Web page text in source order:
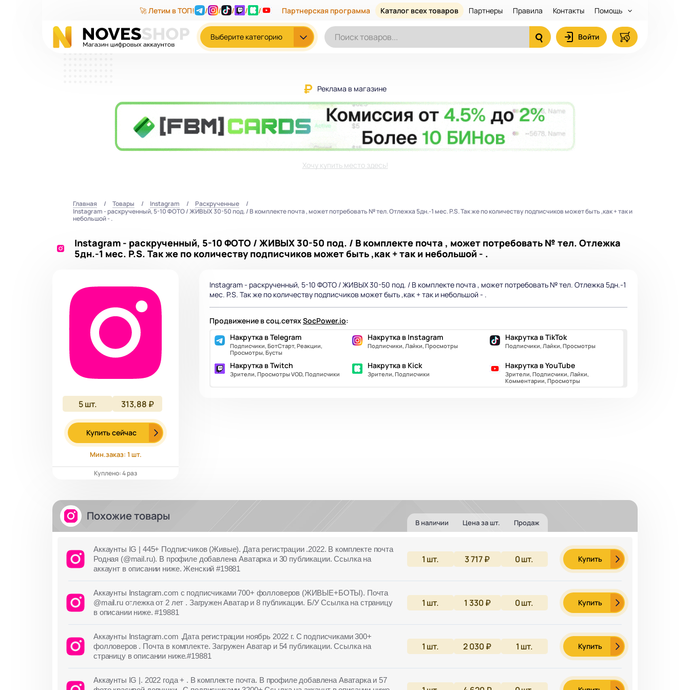
🚀 Летим в ТОП! / / / / / Партнерская программа Каталог всех товаров Партнеры Правила Контакты Помощь
Выберите категорию Войти
Реклама в магазине
Хочу купить место здесь!
Главная Товары Instagram
Раскрученные
Instagram - раскрученный, 5-10 ФОТО / ЖИВЫХ 30-50 под. / В комплекте почта , может потребовать № тел. Отлежка 5дн.-1 мес. P.S. Так же по количеству подписчиков может быть ,как + так и
небольшой - .
Instagram - раскрученный, 5-10 ФОТО / ЖИВЫХ 30-50 под. / В комплекте почта , может потребовать № тел. Отлежка
5дн.-1 мес. P.S. Так же по количеству подписчиков может быть ,как + так и небольшой - .
5 шт. 313,88 ₽
Купить сейчас
Мин.заказ: 1 шт.
Куплено: 4 раз
Instagram - раскрученный, 5-10 ФОТО / ЖИВЫХ 30-50 под. / В комплекте почта , может потребовать № тел. Отлежка 5дн.-1
мес. P.S. Так же по количеству подписчиков может быть ,как + так и небольшой - .
Продвижение в соц.сетяхSocPower.io:
Накрутка в Telegram
Подписчики, БотСтарт, Реакции,
Просмотры, Бусты
Накрутка в Instagram
Подписчики, Лайки, Просмотры
Накрутка в TikTok
Подписчики, Лайки, Просмотры
Накрутка в Twitch
Зрители, Просмотры VOD, Подписчики
Накрутка в Kick
Зрители, Подписчики
Накрутка в YouTube
Зрители, Подписчики, Лайки,
Комментарии, Просмотры
Похожие товары В наличии Цена за шт. Продаж
Аккаунты IG | 445+ Подписчиков (Живые). Дата регистрации .2022. В комплекте почта
Родная (@mail.ru). В профиле добавлена Аватарка и 30 публикации. Ссылка на
аккаунт в описании ниже. Женский #19881
1 шт. 3 717 ₽ 0шт. Купить
Аккаунты Instagram.com с подписчиками 700+ фолловеров (ЖИВЫЕ+БОТЫ). Почта
@mail.ru отлежка от 2 лет . Загружен Аватар и 8 публикации. Б/У Ссылка на страницу
в описании ниже. #19881
1 шт. 1 330 ₽ 0шт. Купить
Аккаунты Instagram.com .Дата регистрации ноябрь 2022 г. С подписчиками 300+
фолловеров . Почта в комплекте. Загружен Аватар и 54 публикации. Ссылка на
страницу в описании ниже.#19881
1 шт. 2 030 ₽ 1 шт. Купить
Аккаунты IG |. 2022 года + . В комплекте почта. В профиле добавлена Аватарка и 57